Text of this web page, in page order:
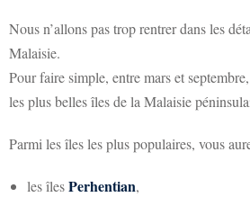
Nous n’allons pas trop rentrer dans les
Malaisie.
Pour faire simple, entre mars et
les plus belles îles de la Malaisie
Parmi les îles les plus populaires, vous
les îlesPerhentian,